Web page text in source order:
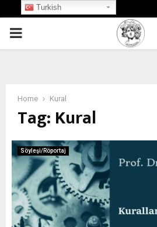
PRIMARY
Home Kural
Tag: Kural
Söyleşi/Röportaj
Turkish